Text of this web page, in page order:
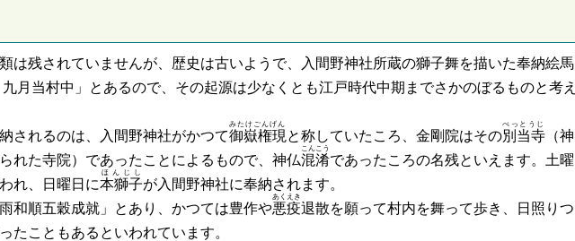
は残されていませんが、歴史は古いようで、入間野神社所蔵の獅子舞を描いた奉納絵馬
月当村中」とあるので、その起源は少なくとも江戸時代中期までさかのぼるものと考え
されるのは、入間野神社がかつて御嶽権現
みたけごんげん
と称していたころ、金剛院はその別当寺
べっとうじ
（神
れた寺院）であったことによるもので、神仏混淆
こんこう
であったころの名残といえます。土曜
れ、日曜日に本獅子
ほんじし
が入間野神社に奉納されます。
和順五穀成就」とあり、かつては豊作や悪疫
あくえき
退散を願って村内を舞って歩き、日照りつ
たこともあるといわれています。